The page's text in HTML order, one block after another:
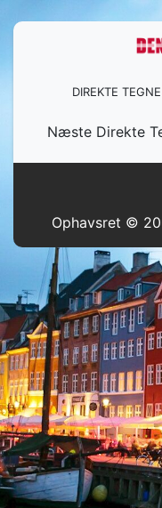
DIREKTE
Næste Direkte
Ophavsret ©